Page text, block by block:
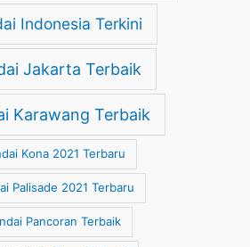
Indonesia Terkini
Jakarta Terbaik
Karawang Terbaik
Kona 2021 Terbaru
Palisade 2021 Terbaru
Pancoran Terbaik